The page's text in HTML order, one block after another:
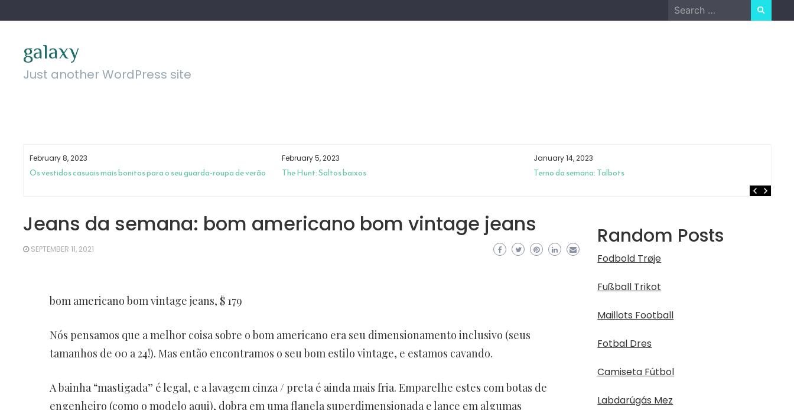
to
Search
for:
galaxy
Just another WordPress site
February 8, 2023
Os vestidos casuais mais bonitos para o seu guarda-roupa de verão
February 5, 2023
The Hunt: Saltos baixos
January 14, 2023
Terno da semana: Talbots
Jeans da semana: bom americano bom vintage jeans
SEPTEMBER 11, 2021
bom americano bom vintage jeans, $ 179
Nós pensamos que a melhor coisa sobre o bom americano era seu dimensionamento inclusivo (seus
tamanhos de 00 a 24!). Mas então encontramos o seu bom estilo vintage, e estamos cavando.
A bainha “mastigada” é legal, e a lavagem cinza / preta é ainda mais fria. Emparelhe estes com botas de
engenheiro (como o modelo aqui), dobra em uma flanela superdimensionada e lance em algumas
Random Posts
Fodbold Trøje
Fußball Trikot
Maillots Football
Fotbal Dres
Camiseta Fútbol
Labdarúgás Mez